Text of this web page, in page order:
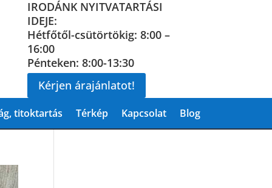
IRODÁNK NYITVATARTÁSI
IDEJE:
Hétfőtől-csütörtökig: 8:00 –
16:00
Pénteken: 8:00-13:30
Kérjen árajánlatot!
titoktartás Térkép Kapcsolat Blog